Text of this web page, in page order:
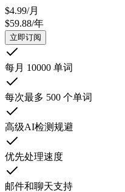
$4.99/月
$59.88/年
立即订阅
每月 10000 单词
每次最多 500 个单词
高级AI检测规避
优先处理速度
邮件和聊天支持